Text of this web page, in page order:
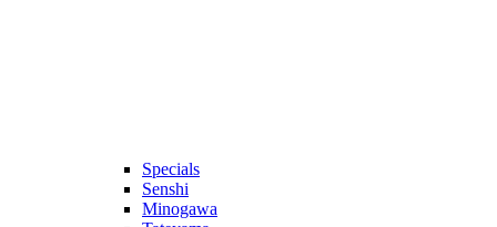
Specials
Senshi
Minogawa